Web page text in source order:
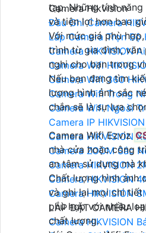
Camera Hikvision
Đầu Ghi Camera
Lắp Camera Trọn Bộ
Camera HIKVISION Ai
Camera Wifi
Camera Wifi 360
Camera Wifi Trong
Camera Wifi Ngoài
Camera IP HIKVISION
Camera HIKVISION
Camera ZOOM Sắc
Camera HIKVISION
Camera HIKVISION
Camera HIKVISION
LẮP ĐẶT CAMERA
Camera HIKVISION
tạp. Những tính
và tiện lợi hơn bao
Với mức giá phù
trình từ gia đình, văn
nghi cho bạn trong
Nếu bạn đang tìm
lượng hình ảnh sắc
chắn sẽ là sự lựa
Camera Wifi Ezviz
nhà cửa hoặc công
an tâm sử dụng mà
Chất lượng hình ảnh
và ghi lại mọi chi tiết
phù hợp với nhiều
chất lượng.